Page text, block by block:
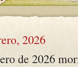
2026
de 2026